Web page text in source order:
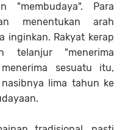
"membudaya". Para
menentukan arah
inginkan. Rakyat kerap
telanjur "menerima
sesuatu itu,
lima tahun ke